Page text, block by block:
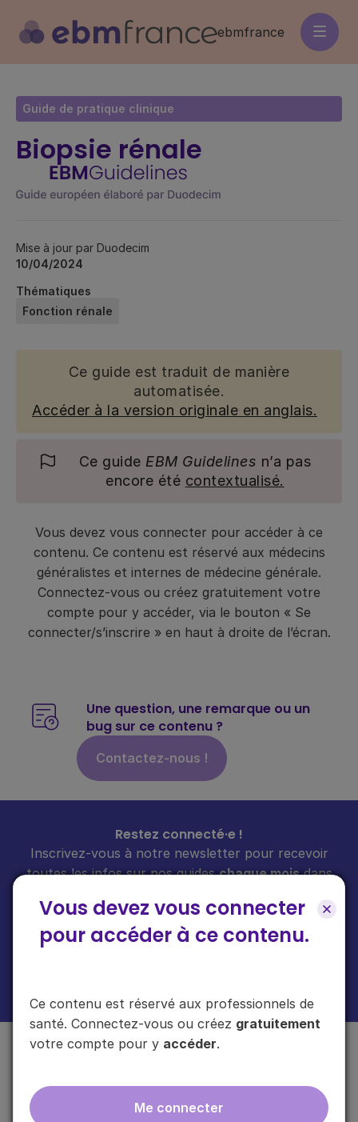
contenu
principal
ebmfrance
Vous devez vous connecter
pour accéder à ce contenu.
Ce contenu est réservé aux professionnels de
santé. Connectez-vous ou créez gratuitement
votre compte pour y accéder.
Me connecter
Guide de pratique clinique
Biopsie rénale
Mise à jour par Duodecim
10/04/2024
Thématiques
Fonction rénale
Ce guide est traduit de manière
automatisée.
Accéder à la version originale en anglais.
Ce guide EBM Guidelines n’a pas
encore été contextualisé.
Vous devez vous connecter pour accéder à ce
contenu. Ce contenu est réservé aux médecins
généralistes et internes de médecine générale.
Connectez-vous ou créez gratuitement votre
compte pour y accéder, via le bouton « Se
connecter/s’inscrire » en haut à droite de l’écran.
Une question, une remarque ou un
bug sur ce contenu ?
Contactez-nous !
Restez connecté·e !
Inscrivez-vous à notre newsletter pour recevoir
toutes les infos sur nos guideschaque moisdans